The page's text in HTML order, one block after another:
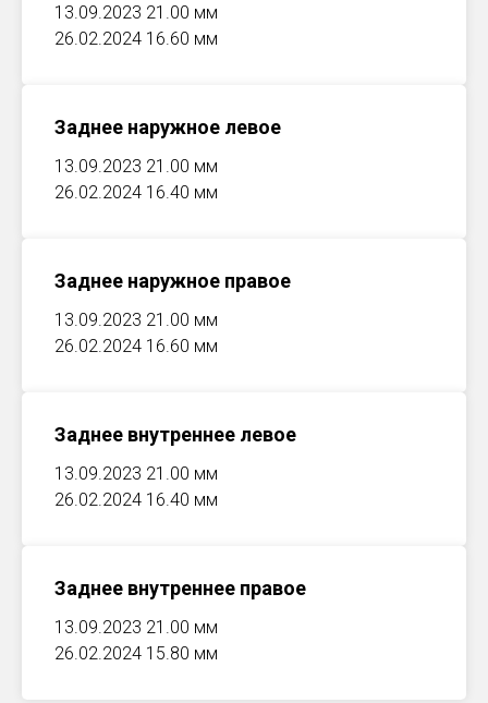
13.09.2023 21.00 мм
26.02.2024 16.60 мм
Заднее наружное левое
13.09.2023 21.00 мм
26.02.2024 16.40 мм
Заднее наружное правое
13.09.2023 21.00 мм
26.02.2024 16.60 мм
Заднее внутреннее левое
13.09.2023 21.00 мм
26.02.2024 16.40 мм
Заднее внутреннее правое
13.09.2023 21.00 мм
26.02.2024 15.80 мм